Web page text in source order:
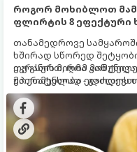
როგორ მოხიბლოთ
ფლირტის 8 ეფექტური
თანამედროვე
ხშირად სწორედ
ეკრანის მიღმა
უპირატესობა -
კარგად მოიფიქროთ და
მიმზიდველი იმიჯი
თუ გსურთ, რომ მან
მოუთმენლად ელოდოს
გამოიყენეთ
წესი: